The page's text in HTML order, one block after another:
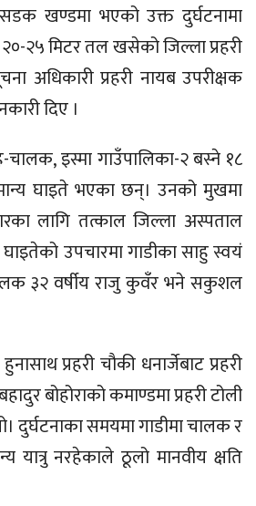
खण्डमा भएको उक्त दुर्घटनामा
२५ मिटर तल खसेको जिल्ला प्रहरी
अधिकारी प्रहरी नायब उपरीक्षक
दिए ।
चालक, इस्मा गाउँपालिका-२ बस्ने १८
घाइते भएका छन्। उनको मुखमा
लागि तत्काल जिल्ला अस्पताल
उपचारमा गाडीका साहु स्वयं
३२ वर्षीय राजु कुवँर भने सकुशल
प्रहरी चौकी धनार्जेबाट प्रहरी
बोहोराको कमाण्डमा प्रहरी टोली
दुर्घटनाका समयमा गाडीमा चालक र
नरहेकाले ठूलो मानवीय क्षति